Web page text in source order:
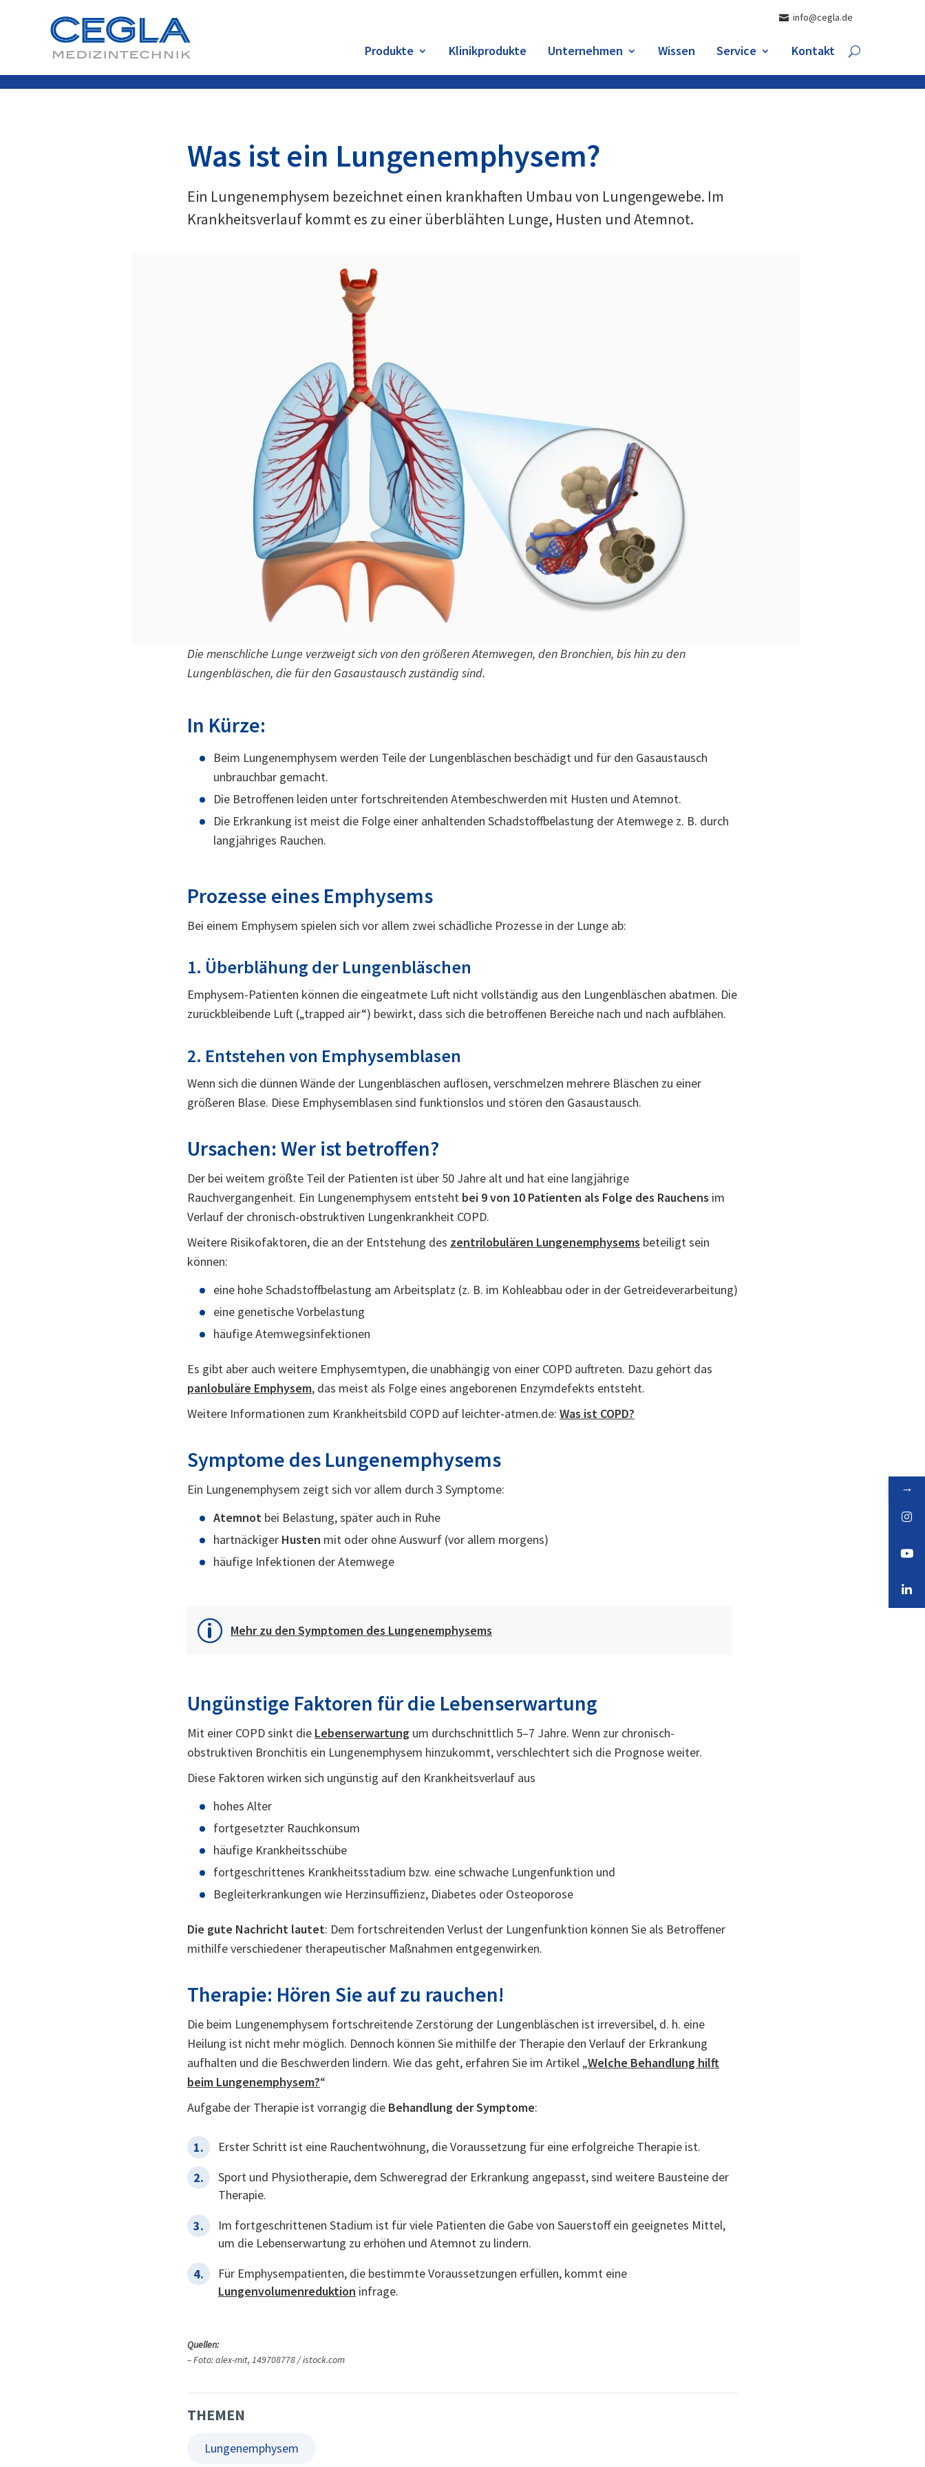
info@cegla.de
Produkte Klinikprodukte Unternehmen Wissen Service Kontakt
Was ist ein Lungenemphysem?
Ein Lungenemphysem bezeichnet einen krankhaften Umbau von Lungengewebe. Im
Krankheitsverlauf kommt es zu einer überblähten Lunge, Husten und Atemnot.
Die menschliche Lunge verzweigt sich von den größeren Atemwegen, den Bronchien, bis hin zu den
Lungenbläschen, die für den Gasaustausch zuständig sind.
In Kürze:
Beim Lungenemphysem werden Teile der Lungenbläschen beschädigt und für den Gasaustausch
unbrauchbar gemacht.
Die Betroffenen leiden unter fortschreitenden Atembeschwerden mit Husten und Atemnot.
Die Erkrankung ist meist die Folge einer anhaltenden Schadstoffbelastung der Atemwege z. B. durch
langjähriges Rauchen.
Prozesse eines Emphysems
Bei einem Emphysem spielen sich vor allem zwei schädliche Prozesse in der Lunge ab:
1. Überblähung der Lungenbläschen
Emphysem-Patienten können die eingeatmete Luft nicht vollständig aus den Lungenbläschen abatmen. Die
zurückbleibende Luft („trapped air“) bewirkt, dass sich die betroffenen Bereiche nach und nach aufblähen.
2. Entstehen von Emphysemblasen
Wenn sich die dünnen Wände der Lungenbläschen auflösen, verschmelzen mehrere Bläschen zu einer
größeren Blase. Diese Emphysemblasen sind funktionslos und stören den Gasaustausch.
Ursachen: Wer ist betroffen?
Der bei weitem größte Teil der Patienten ist über 50 Jahre alt und hat eine langjährige
Rauchvergangenheit. Ein Lungenemphysem entsteht bei 9 von 10 Patienten als Folge des Rauchens im
Verlauf der chronisch-obstruktiven Lungenkrankheit COPD.
Weitere Risikofaktoren, die an der Entstehung des zentrilobulären Lungenemphysems beteiligt sein
können:
eine hohe Schadstoffbelastung am Arbeitsplatz (z. B. im Kohleabbau oder in der Getreideverarbeitung)
eine genetische Vorbelastung
häufige Atemwegsinfektionen
Es gibt aber auch weitere Emphysemtypen, die unabhängig von einer COPD auftreten. Dazu gehört das
panlobuläre Emphysem, das meist als Folge eines angeborenen Enzymdefekts entsteht.
Weitere Informationen zum Krankheitsbild COPD auf leichter-atmen.de: Was ist COPD?
Symptome des Lungenemphysems
Ein Lungenemphysem zeigt sich vor allem durch 3 Symptome:
Atemnot bei Belastung, später auch in Ruhe
hartnäckiger Husten mit oder ohne Auswurf (vor allem morgens)
häufige Infektionen der Atemwege
Mehr zu den Symptomen des Lungenemphysems
Ungünstige Faktoren für die Lebenserwartung
Mit einer COPD sinkt die Lebenserwartung um durchschnittlich 5–7 Jahre. Wenn zur chronisch-
obstruktiven Bronchitis ein Lungenemphysem hinzukommt, verschlechtert sich die Prognose weiter.
Diese Faktoren wirken sich ungünstig auf den Krankheitsverlauf aus
hohes Alter
fortgesetzter Rauchkonsum
häufige Krankheitsschübe
fortgeschrittenes Krankheitsstadium bzw. eine schwache Lungenfunktion und
Begleiterkrankungen wie Herzinsuffizienz, Diabetes oder Osteoporose
Die gute Nachricht lautet: Dem fortschreitenden Verlust der Lungenfunktion können Sie als Betroffener
mithilfe verschiedener therapeutischer Maßnahmen entgegenwirken.
Therapie: Hören Sie auf zu rauchen!
Die beim Lungenemphysem fortschreitende Zerstörung der Lungenbläschen ist irreversibel, d. h. eine
Heilung ist nicht mehr möglich. Dennoch können Sie mithilfe der Therapie den Verlauf der Erkrankung
aufhalten und die Beschwerden lindern. Wie das geht, erfahren Sie im Artikel „Welche Behandlung hilft
beim Lungenemphysem?“
Aufgabe der Therapie ist vorrangig die Behandlung der Symptome:
Erster Schritt ist eine Rauchentwöhnung, die Voraussetzung für eine erfolgreiche Therapie ist.
Sport und Physiotherapie, dem Schweregrad der Erkrankung angepasst, sind weitere Bausteine der
Therapie.
Im fortgeschrittenen Stadium ist für viele Patienten die Gabe von Sauerstoff ein geeignetes Mittel,
um die Lebenserwartung zu erhöhen und Atemnot zu lindern.
Für Emphysempatienten, die bestimmte Voraussetzungen erfüllen, kommt eine
Lungenvolumenreduktion infrage.
Quellen:
– Foto: alex-mit, 149708778 / istock.com
THEMEN
Lungenemphysem
→